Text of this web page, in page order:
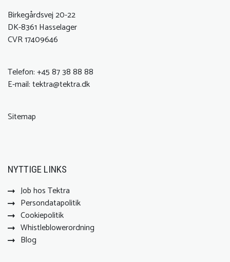
Birkegårdsvej 20-22
DK-8361 Hasselager
CVR 17409646
Telefon:+45 87 38 88 88
E-mail:tektra@tektra.dk
Sitemap
NYTTIGE LINKS
Job hos Tektra
Persondatapolitik
Cookiepolitik
Whistleblowerordning
Blog